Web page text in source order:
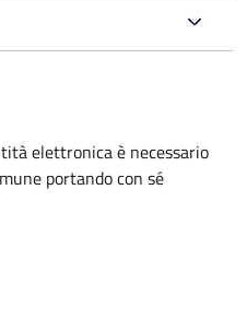
elettronica è necessario
portando con sé